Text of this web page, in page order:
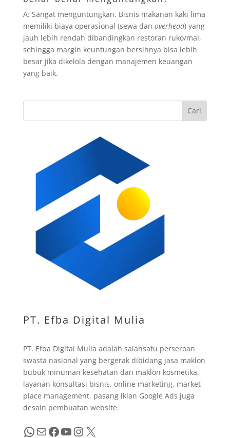
A: Sangat menguntungkan. Bisnis makanan kaki lima
memiliki biaya operasional (sewa dan overhead) yang
jauh lebih rendah dibandingkan restoran ruko/mal,
sehingga margin keuntungan bersihnya bisa lebih
besar jika dikelola dengan manajemen keuangan
yang baik.
Cari
PT. Efba Digital Mulia
PT. Efba Digital Mulia adalah salahsatu perseroan
swasta nasional yang bergerak dibidang jasa maklon
bubuk minuman kesehatan dan maklon kosmetika,
layanan konsultasi bisnis, online marketing, market
place management, pasang iklan Google Ads juga
desain pembuatan website.
WhatsApp Mail Facebook YouTube InstagramX